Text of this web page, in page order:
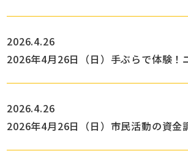
2026.4.26
2026年4月26日（日）手ぶらで体験！
2026.4.26
2026年4月26日（日）市民活動の資金